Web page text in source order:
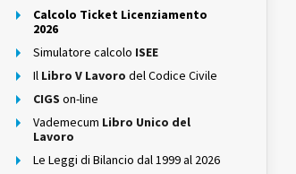
Calcolo Ticket Licenziamento
2026
Simulatore calcolo ISEE
Il Libro V Lavoro del Codice Civile
CIGS on-line
Vademecum Libro Unico del
Lavoro
Le Leggi di Bilancio dal 1999 al 2026